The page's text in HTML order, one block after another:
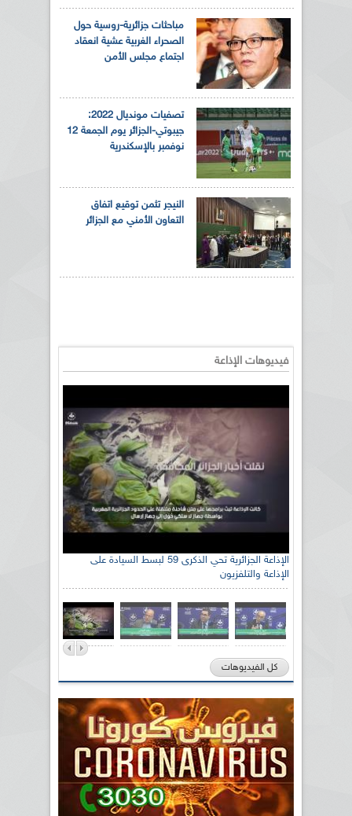
مباحثات جزائرية-روسية حول
الصحراء الغربية عشية انعقاد
اجتماع مجلس الأمن
تصفيات مونديال 2022:
جيبوتي-الجزائر يوم الجمعة 12
نوفمبر بالإسكندرية
النيجر تثمن توقيع اتفاق
التعاون الأمني مع الجزائر
فيديوهات الإذاعة
الإذاعة الجزائرية تحي الذكرى 59 لبسط السيادة على
الإذاعة والتلفزيون
كل الفيديوهات